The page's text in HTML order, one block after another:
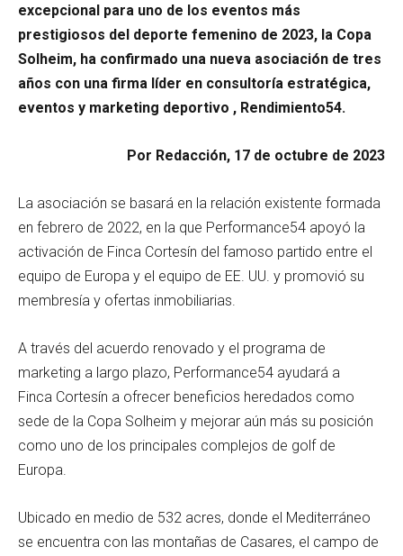
excepcional para uno de los eventos más
prestigiosos del deporte femenino de 2023, la Copa
Solheim, ha confirmado una nueva asociación de tres
años con una firma líder en consultoría estratégica,
eventos y marketing deportivo , Rendimiento54.
Por Redacción, 17 de octubre de 2023
La asociación se basará en la relación existente formada
en febrero de 2022, en la que Performance54 apoyó la
activación de Finca Cortesín del famoso partido entre el
equipo de Europa y el equipo de EE. UU. y promovió su
membresía y ofertas inmobiliarias.
A través del acuerdo renovado y el programa de
marketing a largo plazo, Performance54 ayudará a
Finca Cortesín a ofrecer beneficios heredados como
sede de la Copa Solheim y mejorar aún más su posición
como uno de los principales complejos de golf de
Europa.
Ubicado en medio de 532 acres, donde el Mediterráneo
se encuentra con las montañas de Casares, el campo de